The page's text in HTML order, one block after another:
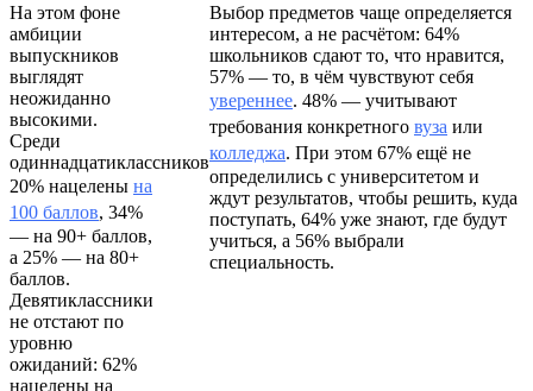
На этом фоне
амбиции
выпускников
выглядят
неожиданно
высокими.
Среди
одиннадцатиклассников
20% нацелены на
100 баллов, 34%
— на 90+ баллов,
а 25% — на 80+
баллов.
Девятиклассники
не отстают по
уровню
ожиданий: 62%
нацелены на
Выбор предметов чаще определяется
интересом, а не расчётом: 64%
школьников сдают то, что нравится,
57% — то, в чём чувствуют себя
увереннее. 48% — учитывают
требования конкретного вуза или
колледжа. При этом 67% ещё не
определились с университетом и
ждут результатов, чтобы решить, куда
поступать, 64% уже знают, где будут
учиться, а 56% выбрали
специальность.